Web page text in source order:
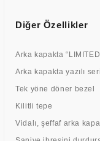
Diğer Özellikler
Arka kapakta “LIMITED
Arka kapakta yazılı
Tek yöne döner bezel
Kilitli tepe
Vidalı, şeffaf arka